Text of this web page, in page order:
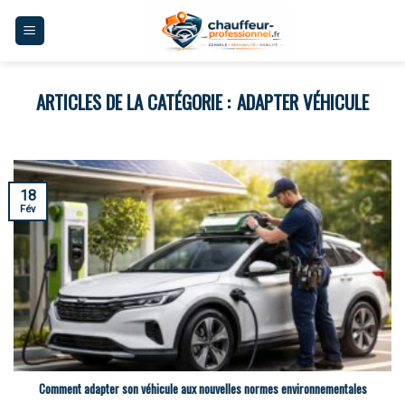
ADAPTER VÉHICULE
Comment adapter son véhicule aux nouvelles normes environnementales
18
Fév